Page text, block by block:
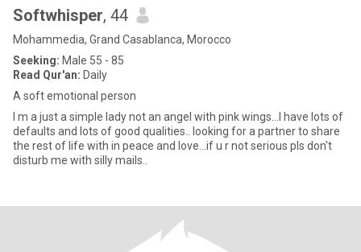
Softwhisper, 44
Mohammedia, Grand Casablanca, Morocco
Seeking: Male 55 - 85
Read Qur'an: Daily
A soft emotional person
I m a just a simple lady not an angel with pink wings...I have lots of
defaults and lots of good qualities.. looking for a partner to share
the rest of life with in peace and love...if u r not serious pls don't
disturb me with silly mails..